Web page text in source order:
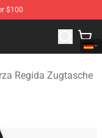
$100
Regida
Regida Zugtasche